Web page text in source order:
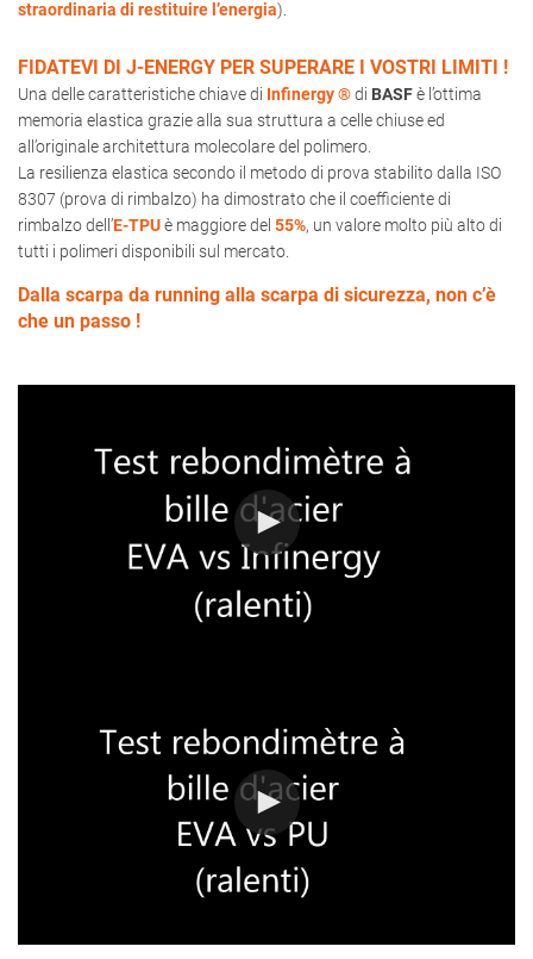
straordinaria di restituire l’energia).
FIDATEVI DI J-ENERGY PER SUPERARE I VOSTRI LIMITI !
Una delle caratteristiche chiave di Infinergy ®di BASFè l’ottima
memoria elastica grazie alla sua struttura a celle chiuse ed
all’originale architettura molecolare del polimero.
La resilienza elastica secondo il metodo di prova stabilito dalla ISO
8307 (prova di rimbalzo) ha dimostrato che il coefficiente di
rimbalzo dell’E-TPUè maggiore del 55%, un valore molto più alto di
tutti i polimeri disponibili sul mercato.
Dalla scarpa da running alla scarpa di sicurezza, non c’è
che un passo !